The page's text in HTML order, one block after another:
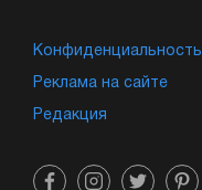
Конфиденциальность
Реклама на сайте
Редакция